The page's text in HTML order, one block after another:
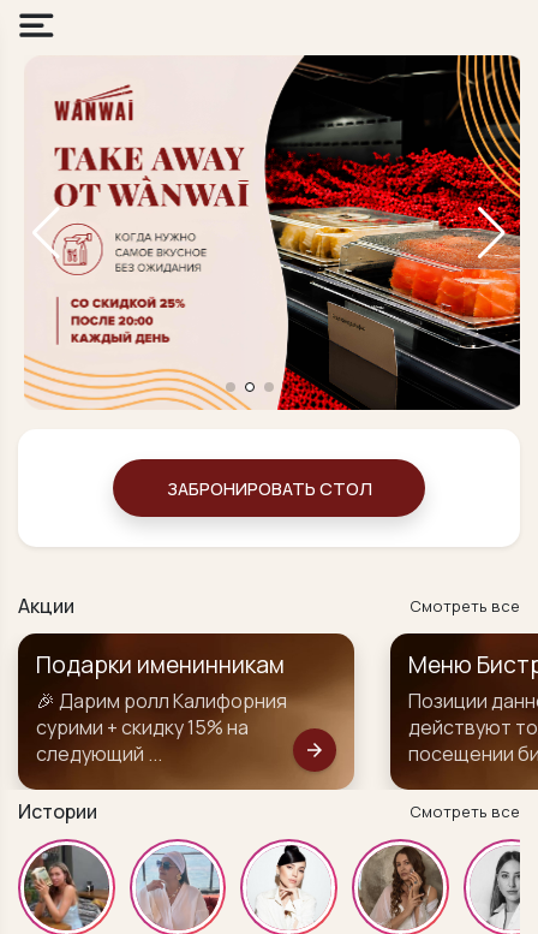
ЗАБРОНИРОВАТЬ СТОЛ
Акции Смотреть все
Меню Бистро
Позиции данного меню
действуют только при
посещении бистро
arrow_forward
Бизнес
с 12:00 -
в подарок!
Истории Смотреть все